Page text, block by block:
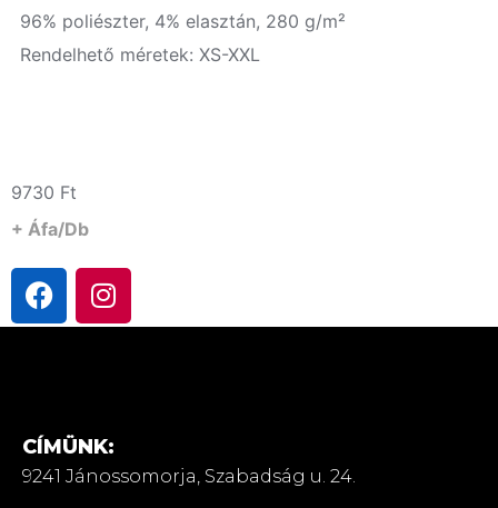
96% poliészter, 4% elasztán, 280 g/m²
Rendelhető méretek: XS-XXL
9730 Ft
+ Áfa/db
CÍMÜNK:
9241 Jánossomorja, Szabadság u. 24.